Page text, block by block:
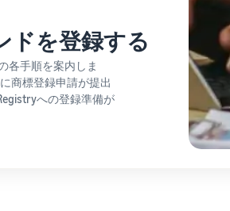
ドを登録する
各手順を案内しま
商標登録申請が提出
への登録準備が